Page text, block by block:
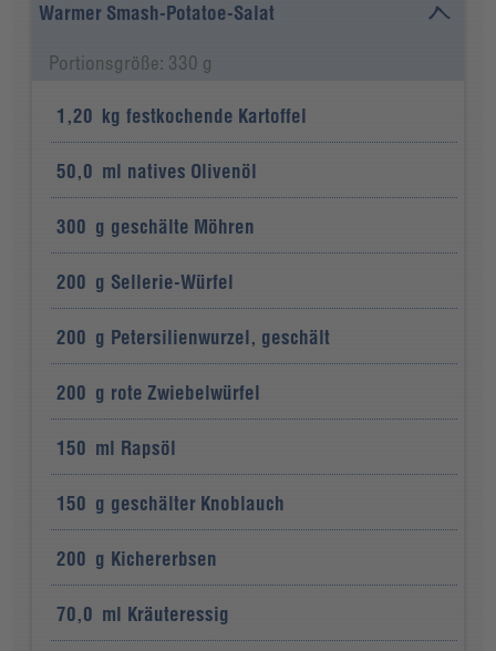
Warmer Smash-Potatoe-Salat
Portionsgröße: 330 g
1,20 kg festkochende Kartoffel
50,0 ml natives Olivenöl
300 g geschälte Möhren
200 g Sellerie-Würfel
200 g Petersilienwurzel, geschält
200 g rote Zwiebelwürfel
150 ml Rapsöl
150 g geschälter Knoblauch
200 g Kichererbsen
70,0 ml Kräuteressig